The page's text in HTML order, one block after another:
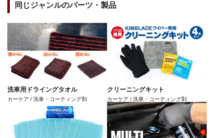
同じジャンルのパーツ・製品
洗車用ドライングタオル
カーケア / 洗車・コーティング剤
クリーニングキット
カーケア / 洗車・コーティング剤